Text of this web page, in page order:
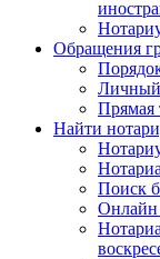
Обращения
Прямая
Найти
Поиск
Онлайн